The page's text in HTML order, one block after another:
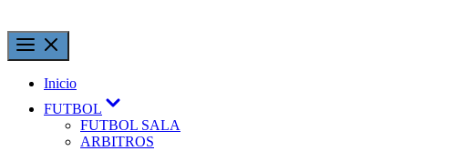
Inicio
FUTBOL
FUTBOL SALA
ARBITROS